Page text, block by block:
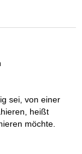
sei, von einer
heißt
möchte.